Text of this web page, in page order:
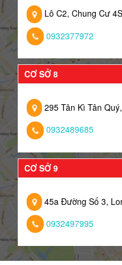
Lô C2, Chung Cư
0932377972
CƠ SỞ 8
295 Tân Kì Tân
0932489685
CƠ SỞ 9
45a Đường Số 3,
0932497995